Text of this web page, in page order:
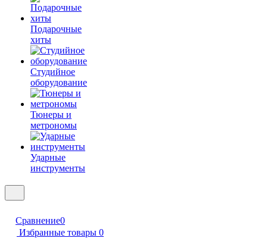
Подарочные
хиты
Студийное
оборудование
Тюнеры и
метрономы
Ударные
инструменты
Сравнение0
Избранные товары 0